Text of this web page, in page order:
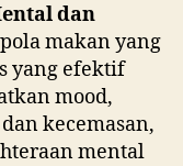
dan
makan yang
yang efektif
mood,
kecemasan,
mental